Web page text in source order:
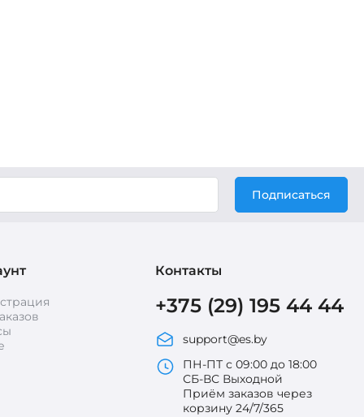
Подписаться
Контакты
+375 (29) 195 44 44
support@es.by
ПН-ПТ с 09:00 до 18:00
СБ-ВС Выходной
Приём заказов через
корзину 24/7/365